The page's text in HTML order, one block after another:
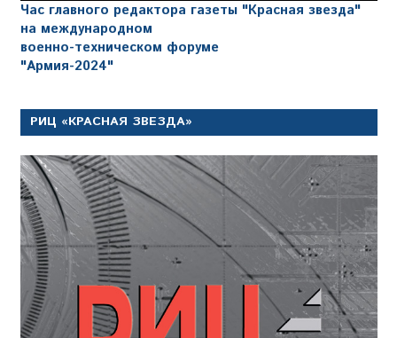
Час главного редактора газеты "Красная звезда"
на международном
военно-техническом форуме
"Армия-2024"
РИЦ «КРАСНАЯ ЗВЕЗДА»